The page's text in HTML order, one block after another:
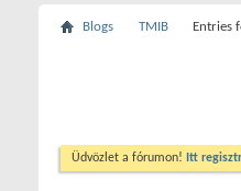
Blogs TMIB Entries
Üdvözlet a fórumon! Itt